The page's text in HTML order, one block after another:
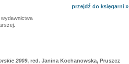
przejdź do księgarni »
2009, red. Janina Kochanowska, Pruszcz